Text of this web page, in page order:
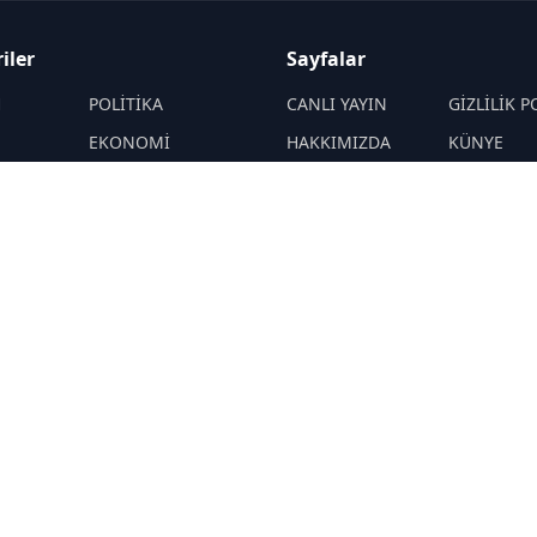
POLİTİKA
EKONOMİ
Sayfalar
CANLI YAYIN
GİZLİLİK
HAKKIMIZDA
KÜNYE